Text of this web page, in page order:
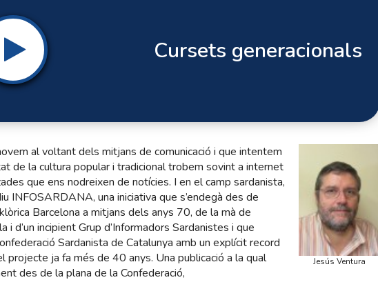
Cursets generacionals
Jesús Ventura
al voltant dels mitjans de comunicació i que intentem
de la cultura popular i tradicional trobem sovint a internet
que ens nodreixen de notícies. I en el camp sardanista,
INFOSARDANA, una iniciativa que s’endegà des de
Barcelona a mitjans dels anys 70, de la mà de
i d’un incipient Grup d’Informadors Sardanistes i que
Sardanista de Catalunya amb un explícit record
projecte ja fa més de 40 anys. Una publicació a la qual
des de la plana de la Confederació,